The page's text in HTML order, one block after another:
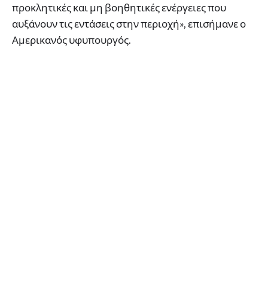
προκλητικές και μη βοηθητικές ενέργειες που
αυξάνουν τις εντάσεις στην περιοχή», επισήμανε ο
Αμερικανός υφυπουργός.